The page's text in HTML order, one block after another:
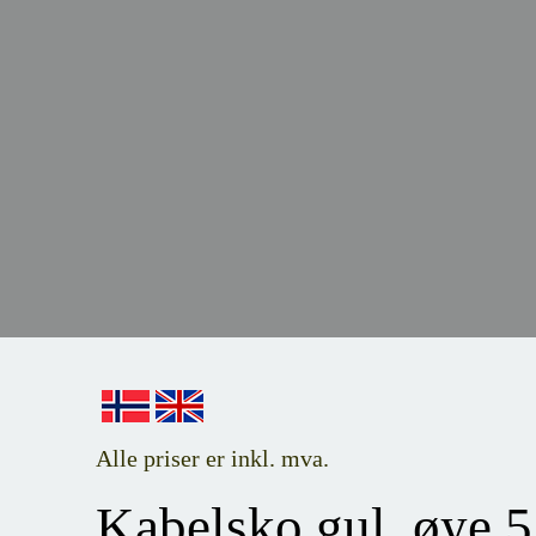
Alle priser er inkl. mva.